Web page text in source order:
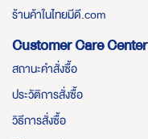
ร้านค้าในไทยมีดี.com
Customer Care Center
สถานะคำสั่งซื้อ
ประวัติการสั่งซื้อ
วิธีการสั่งซื้อ